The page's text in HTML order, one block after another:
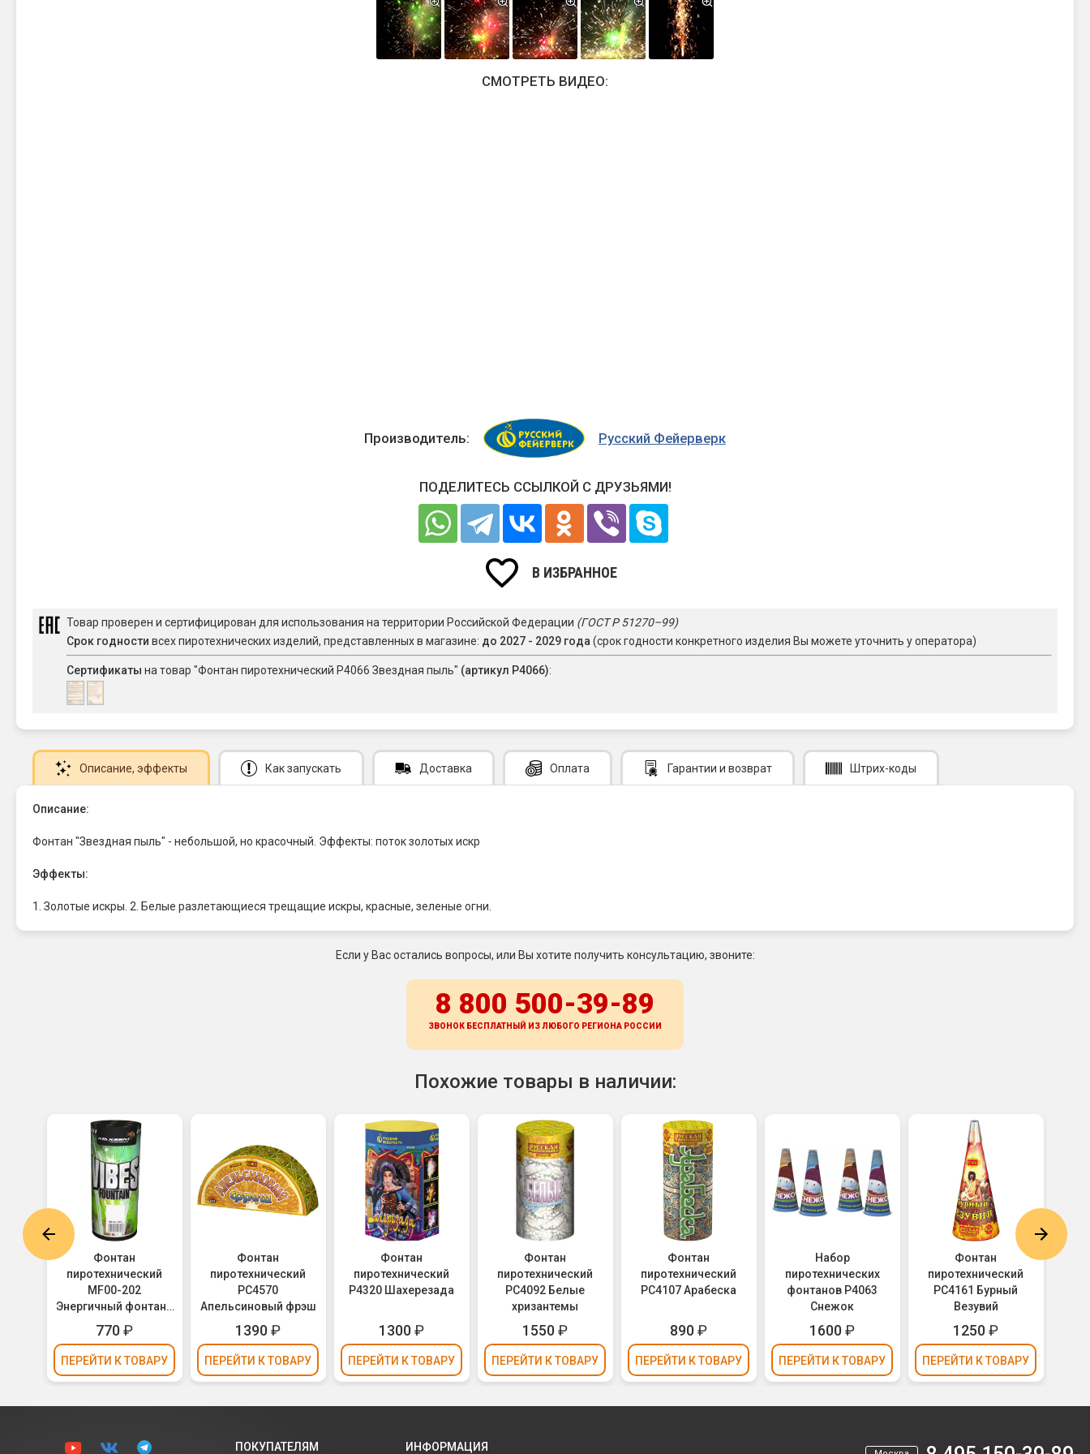
СМОТРЕТЬ ВИДЕО:
Производитель: Русский Фейерверк
ПОДЕЛИТЕСЬ ССЫЛКОЙ С ДРУЗЬЯМИ!
В ИЗБРАННОЕ
Товар проверен и сертифицирован для использования на территории Российской Федерации (ГОСТ Р 51270–99)
Срок годности всех пиротехнических изделий, представленных в магазине: до 2027 - 2029 года (срок годности конкретного изделия Вы можете уточнить у оператора)
Сертификаты на товар "Фонтан пиротехнический Р4066 Звездная пыль" (артикул Р4066):
Описание, эффекты Как запускать Доставка Оплата Гарантии и возврат Штрих-коды
Описание:
Фонтан "Звездная пыль" - небольшой, но красочный. Эффекты: поток золотых искр
Эффекты:
1. Золотые искры. 2. Белые разлетающиеся трещащие искры, красные, зеленые огни.
Если у Вас остались вопросы, или Вы хотите получить консультацию, звоните:
8 800 500-39-89
ЗВОНОК БЕСПЛАТНЫЙ ИЗ ЛЮБОГО РЕГИОНА РОССИИ
Похожие товары в наличии:
Фонтан
пиротехнический
MF00-202
Энергичный фонтан /
Vibes Fountain
770₽
ПЕРЕЙТИ К ТОВАРУ
Фонтан
пиротехнический
РС4570
Апельсиновый фрэш
1390₽
ПЕРЕЙТИ К ТОВАРУ
Фонтан
пиротехнический
Р4320 Шахерезада
1300₽
ПЕРЕЙТИ К ТОВАРУ
Фонтан
пиротехнический
РС4092 Белые
хризантемы
1550₽
ПЕРЕЙТИ К ТОВАРУ
Фонтан
пиротехнический
РС4107 Арабеска
890₽
ПЕРЕЙТИ К ТОВАРУ
Набор
пиротехнических
фонтанов Р4063
Снежок
1600₽
ПЕРЕЙТИ К ТОВАРУ
Фонтан
пиротехнический
РС4161 Бурный
Везувий
1250₽
ПЕРЕЙТИ К ТОВАРУ
ПОКУПАТЕЛЯМ ИНФОРМАЦИЯ